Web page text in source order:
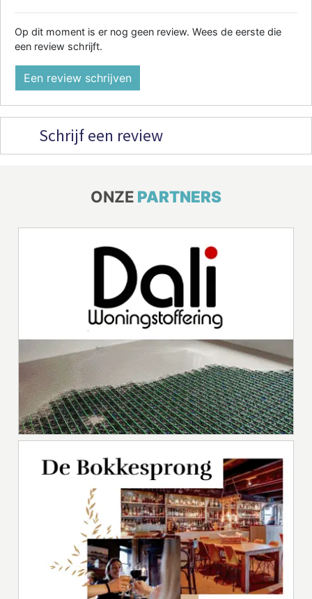
Op dit moment is er nog geen review. Wees de eerste die
een review schrijft.
Een review schrijven
Schrijf een review
ONZE PARTNERS